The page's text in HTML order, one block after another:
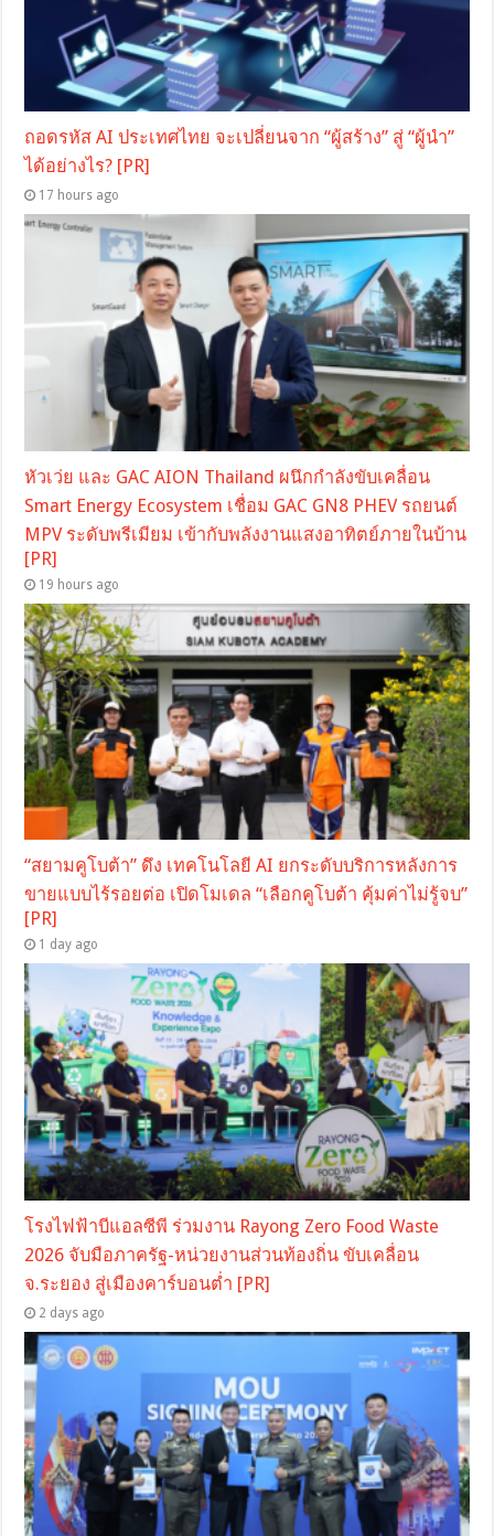
ถอดรหัส AI ประเทศไทย จะเปลี่ยนจาก “ผู้สร้าง” สู่ “ผู้นำ”
ได้อย่างไร? [PR]
17 hours ago
หัวเว่ย และ GAC AION Thailand ผนึกกำลังขับเคลื่อน
Smart Energy Ecosystem เชื่อม GAC GN8 PHEV รถยนต์
MPV ระดับพรีเมียม เข้ากับพลังงานแสงอาทิตย์ภายในบ้าน
[PR]
19 hours ago
“สยามคูโบต้า” ดึง เทคโนโลยี AI ยกระดับบริการหลังการ
ขายแบบไร้รอยต่อ เปิดโมเดล “เลือกคูโบต้า คุ้มค่าไม่รู้จบ”
[PR]
1 day ago
โรงไฟฟ้าบีแอลซีพี ร่วมงาน Rayong Zero Food Waste
2026 จับมือภาครัฐ-หน่วยงานส่วนท้องถิ่น ขับเคลื่อน
จ.ระยอง สู่เมืองคาร์บอนต่ำ [PR]
2 days ago